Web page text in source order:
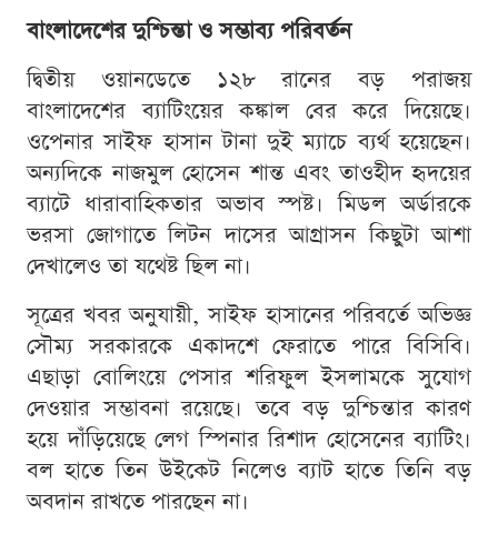
বাংলাদেশের দুশ্চিন্তা ও সম্ভাব্য পরিবর্তন
দ্বিতীয় ওয়ানডেতে ১২৮ রানের বড় পরাজয়
বাংলাদেশের ব্যাটিংয়ের কঙ্কাল বের করে দিয়েছে।
ওপেনার সাইফ হাসান টানা দুই ম্যাচে ব্যর্থ হয়েছেন।
অন্যদিকে নাজমুল হোসেন শান্ত এবং তাওহীদ হৃদয়ের
ব্যাটে ধারাবাহিকতার অভাব স্পষ্ট। মিডল অর্ডারকে
ভরসা জোগাতে লিটন দাসের আগ্রাসন কিছুটা আশা
দেখালেও তা যথেষ্ট ছিল না।
সূত্রের খবর অনুযায়ী, সাইফ হাসানের পরিবর্তে অভিজ্ঞ
সৌম্য সরকারকে একাদশে ফেরাতে পারে বিসিবি।
এছাড়া বোলিংয়ে পেসার শরিফুল ইসলামকে সুযোগ
দেওয়ার সম্ভাবনা রয়েছে। তবে বড় দুশ্চিন্তার কারণ
হয়ে দাঁড়িয়েছে লেগ স্পিনার রিশাদ হোসেনের ব্যাটিং।
বল হাতে তিন উইকেট নিলেও ব্যাট হাতে তিনি বড়
অবদান রাখতে পারছেন না।